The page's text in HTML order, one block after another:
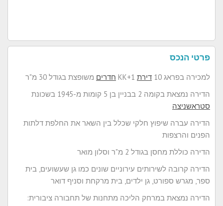
פרטי הנכס
למכירה בפראג 10 דירת חדרים משופצת בגודל 30 מ"ר
הדירה נמצאת בקומה 2 בבניין בן 5 קומות מ-1945 בשכונת
סטראשניצה
הדירה עברה שיפוץ חלקי שכלל בין השאר את החלפת דלתות
הפנים והרצפות
הדירה כוללת מחסן בגודל 2 מ"ר וסלון מואר
הדירה קרובה לשירותים עירוניים שונים כמו גן שעשועים, בית
ספר, מגרש ספורט, גן ילדים, בית מרקחת וסניף דואר
הדירה נמצאת במרחק הליכה מתחנות של תחבורה ציבורית: